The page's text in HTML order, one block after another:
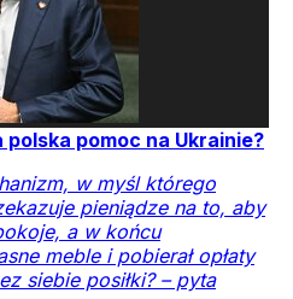
polska pomoc na Ukrainie?
w myśl którego
pieniądze na to, aby
a w końcu
meble i pobierał opłaty
siebie posiłki? – pyta